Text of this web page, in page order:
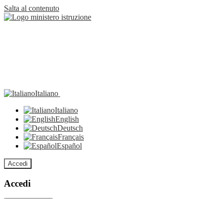
Salta al contenuto
Italiano
Italiano
English
Deutsch
Français
Español
Accedi
Accedi